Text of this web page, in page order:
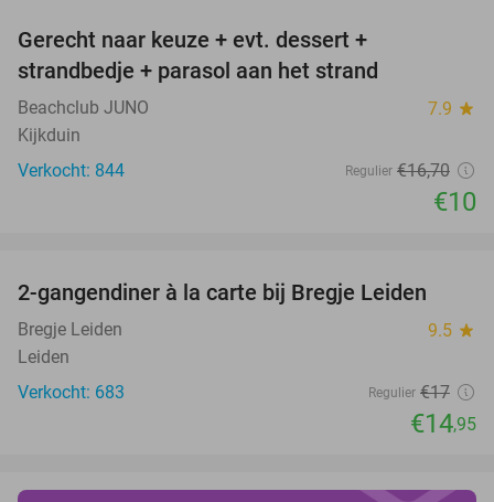
Gerecht naar keuze + evt. dessert +
strandbedje + parasol aan het strand
Beachclub JUNO 7.9 star
Kijkduin
Verkocht: 844
Regulier €16,70
€10
2-gangendiner à la carte bij Bregje Leiden
Bregje Leiden 9.5 star
Leiden
Verkocht: 683
Regulier €17
€14,95